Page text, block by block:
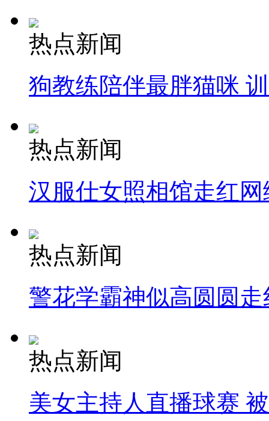
热点新闻
狗教练陪伴最胖猫咪
热点新闻
汉服仕女照相馆走红网
热点新闻
警花学霸神似高圆圆走
热点新闻
美女主持人直播球赛